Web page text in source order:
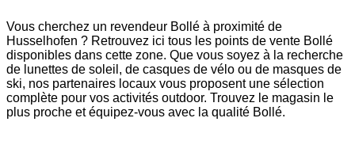
Vous cherchez un revendeur Bollé à proximité de
Husselhofen ? Retrouvez ici tous les points de vente Bollé
disponibles dans cette zone. Que vous soyez à la recherche
de lunettes de soleil, de casques de vélo ou de masques de
ski, nos partenaires locaux vous proposent une sélection
complète pour vos activités outdoor. Trouvez le magasin le
plus proche et équipez-vous avec la qualité Bollé.